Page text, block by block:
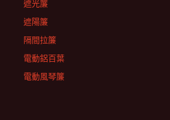
遮光簾
遮陽簾
隔間拉簾
電動鋁百葉
電動風琴簾